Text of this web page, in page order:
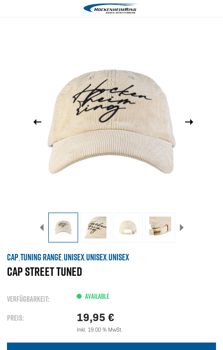
CAP,TUNING RANGE,UNISEX,UNISEX,UNISEX
CAP STREET TUNED
VERFÜGBARKEIT: AVAILABLE
PREIS: 19,95 €
Inkl. 19.00 % MwSt.